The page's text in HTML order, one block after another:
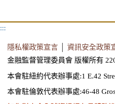
:::
隱私權政策宣言 資訊安全政策
金融監督管理委員會 版權所有
本會駐紐約代表辦事處:1 E.42
本會駐倫敦代表辦事處:46-48